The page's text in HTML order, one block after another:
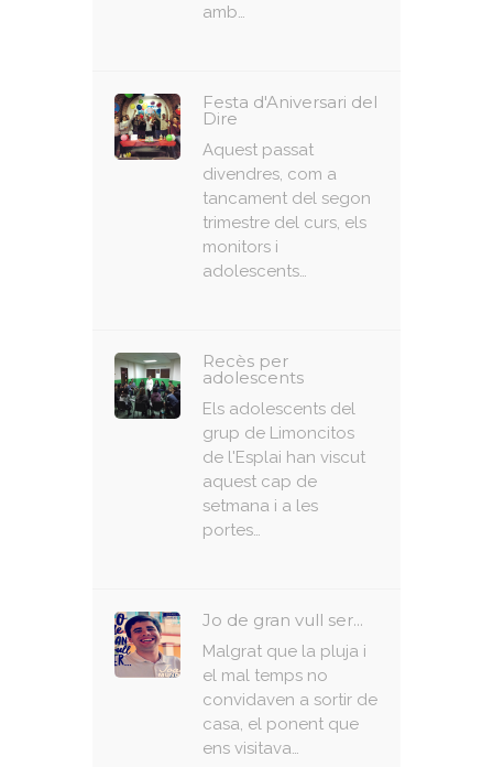
amb…
Festa d'Aniversari del
Dire
Aquest passat
divendres, com a
tancament del segon
trimestre del curs, els
monitors i
adolescents…
Recès per
adolescents
Els adolescents del
grup de Limoncitos
de l'Esplai han viscut
aquest cap de
setmana i a les
portes…
Jo de gran vull ser...
Malgrat que la pluja i
el mal temps no
convidaven a sortir de
casa, el ponent que
ens visitava…